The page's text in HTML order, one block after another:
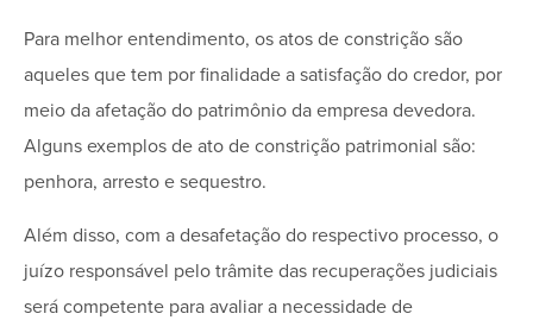
Para melhor entendimento, os atos de constrição são
aqueles que tem por finalidade a satisfação do credor, por
meio da afetação do patrimônio da empresa devedora.
Alguns exemplos de ato de constrição patrimonial são:
penhora, arresto e sequestro.
Além disso, com a desafetação do respectivo processo, o
juízo responsável pelo trâmite das recuperações judiciais
será competente para avaliar a necessidade de